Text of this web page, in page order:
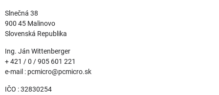
Slnečná 38
900 45 Malinovo
Slovenská Republika
Ing. Ján Wittenberger
+ 421 / 0 / 905 601 221
e-mail : pcmicro@pcmicro.sk
IČO : 32830254